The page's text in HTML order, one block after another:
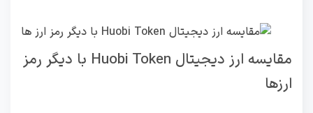
مقایسه ارز دیجیتال Huobi Token با دیگر رمز
ارزها